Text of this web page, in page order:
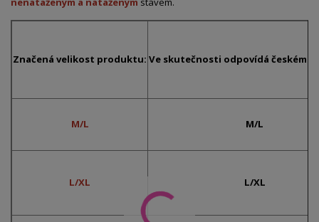
Značená velikost produktu: Ve skutečnosti odpovídá českému
M/L M/L
L/XL L/XL